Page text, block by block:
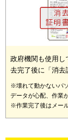
政府機関も使用し
去完了後に「消去
※壊れて動かないパ
データが心配、作業
※作業完了後はメー